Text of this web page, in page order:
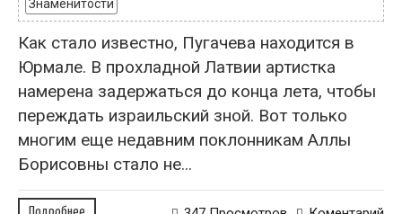
Знаменитости
Как стало известно, Пугачева находится в
Юрмале. В прохладной Латвии артистка
намерена задержаться до конца лета, чтобы
переждать израильский зной. Вот только
многим еще недавним поклонникам Аллы
Борисовны стало не...